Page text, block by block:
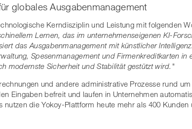
globales Ausgabenmanagement
Kerndisziplin und Leistung mit folgenden
Lernen, das im unternehmenseigenen KI-
das Ausgabenmanagement mit künstlicher
Spesenmanagement und Firmenkreditkarten in
modernste Sicherheit und Stabilität gestützt wird."
und andere administrative Prozesse rund
Eingaben befreit und laufen in Unternehmen
nutzen die Yokoy-Plattform heute mehr als 400 Kunden